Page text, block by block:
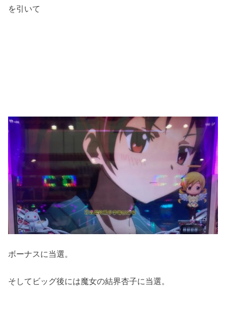
を引いて
ボーナスに当選。
そしてビッグ後には魔女の結界杏子に当選。